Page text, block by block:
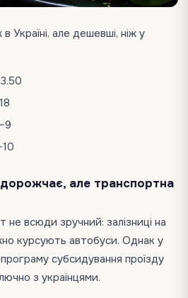
Україні, але дешевші, ніж у
але транспортна
всюди зручний: залізниці на
курсують автобуси. Однак у
субсидування проїзду
з українцями.